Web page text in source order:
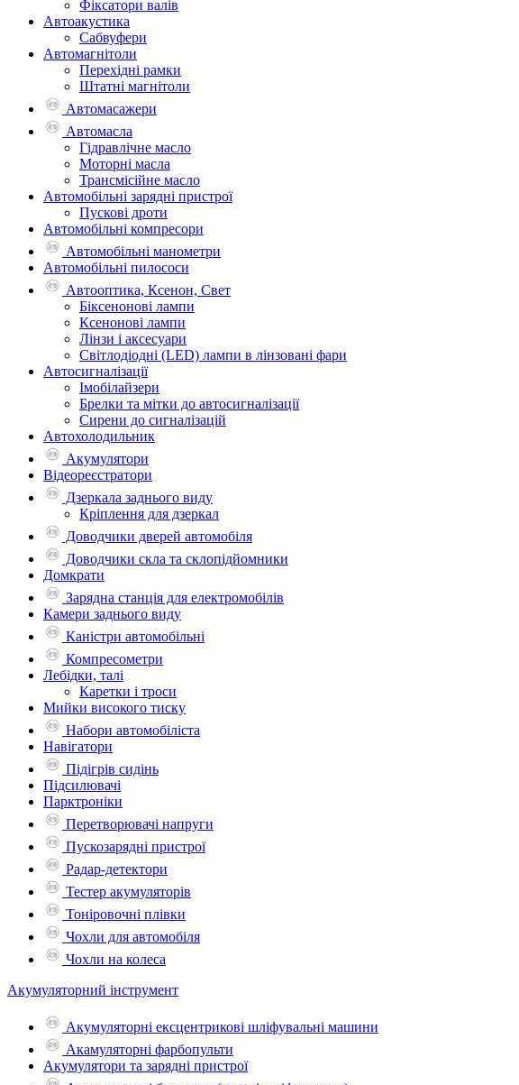
Фіксатори валів
Автоакустика
Сабвуфери
Автомагнітоли
Перехідні рамки
Штатні магнітоли
Автомасажери
Автомасла
Гідравлічне масло
Моторні масла
Трансмісійне масло
Автомобільні зарядні пристрої
Пускові дроти
Автомобільні компресори
Автомобільні манометри
Автомобільні пилососи
Автооптика, Ксенон, Свет
Біксенонові лампи
Ксенонові лампи
Лінзи і аксесуари
Світлодіодні (LED) лампи в лінзовані фари
Автосигналізації
Імобілайзери
Брелки та мітки до автосигналізації
Сирени до сигналізацій
Автохолодильник
Акумулятори
Відеореєстратори
Дзеркала заднього виду
Кріплення для дзеркал
Доводчики дверей автомобіля
Доводчики скла та склопідйомники
Домкрати
Зарядна станція для електромобілів
Камери заднього виду
Каністри автомобільні
Компресометри
Лебідки, талі
Каретки і троси
Мийки високого тиску
Набори автомобіліста
Навігатори
Підігрів сидінь
Підсилювачі
Парктроніки
Перетворювачі напруги
Пускозарядні пристрої
Радар-детектори
Тестер акумуляторів
Тоніровочні плівки
Чохли для автомобіля
Чохли на колеса
Акумуляторний інструмент
Акумуляторні ексцентрикові шліфувальні машини
Акамуляторні фарбопульти
Акумулятори та зарядні пристрої